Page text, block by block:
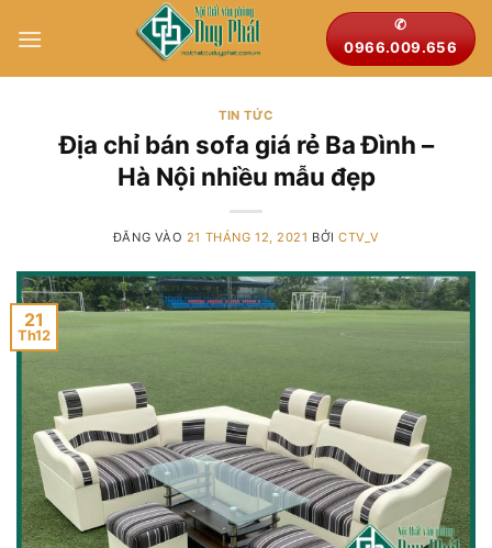
qua
✆
0966.009.656
TIN TỨC
Địa chỉ bán sofa giá rẻ Ba Đình –
Hà Nội nhiều mẫu đẹp
ĐĂNG VÀO 21 THÁNG 12, 2021 BỞICTV_V
21
Th12